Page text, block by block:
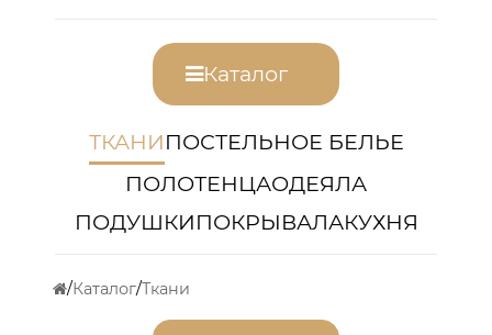
Каталог
ТКАНИПОСТЕЛЬНОЕ БЕЛЬЕ
ПОЛОТЕНЦАОДЕЯЛА
ПОДУШКИПОКРЫВАЛАКУХНЯ
Каталог Ткани